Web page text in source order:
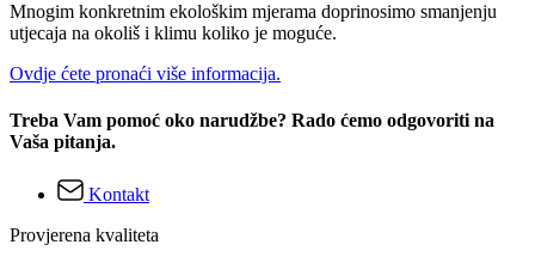
Mnogim konkretnim ekološkim mjerama doprinosimo smanjenju
utjecaja na okoliš i klimu koliko je moguće.
Ovdje ćete pronaći više informacija.
Treba Vam pomoć oko narudžbe? Rado ćemo odgovoriti na
Vaša pitanja.
Kontakt
Provjerena kvaliteta